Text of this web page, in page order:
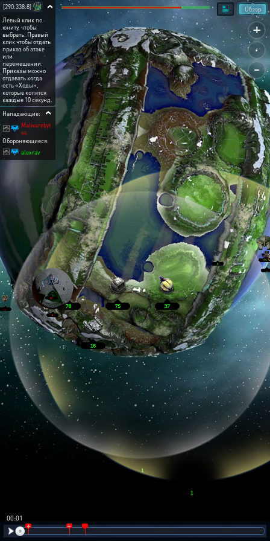
+
.
-
Обзор
[290:338:8]
Левый клик по
юниту, чтобы
выбрать. Правый
клик чтобы отдать
приказ об атаке
или
перемещении.
Приказы можно
отдавать когда
есть «Ходы»,
которые копятся
каждые 10 секунд.
Нападающие:
Malwarebyt
es
Обороняющиеся:
alexrav
00:02